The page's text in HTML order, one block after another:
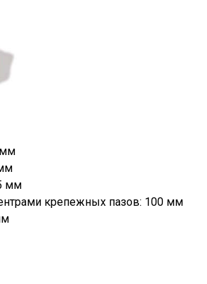
мм
мм
крепежных пазов: 100 мм